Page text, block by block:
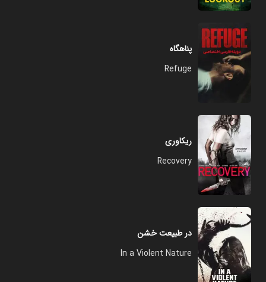
پناهگاه
Refuge
ریکاوری
Recovery
در طبیعت خشن
In a Violent Nature